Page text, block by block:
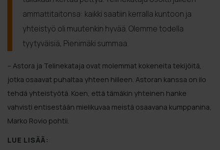
ammattitaitonsa: kaikki saatiin kerralla kuntoon ja
yhteistyö oli muutenkin hyvää. Olemme todella
tyytyväisiä, Pienimäki summaa.
– Astora ja Telinekataja ovat molemmat kokeneita tekijöitä,
jotka osaavat puhaltaa yhteen hiileen. Astoran kanssa on ilo
tehdä yhteistyötä. Koen, että tämäkin yhteinen hanke
vahvisti entisestään mielikuvaa meistä osaavana kumppanina,
Marko Rovio pohtii.
LUE LISÄÄ: